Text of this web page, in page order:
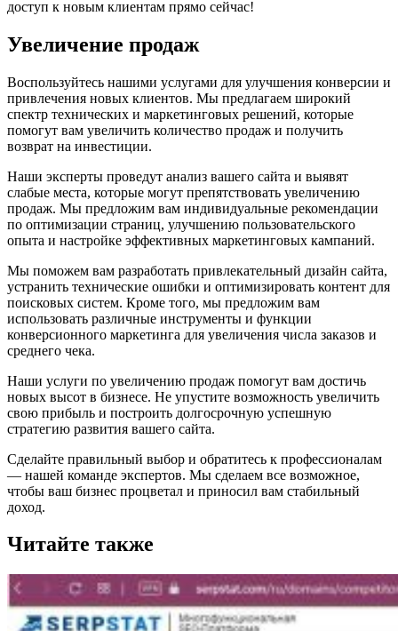
доступ к новым клиентам прямо сейчас!
Увеличение продаж
Воспользуйтесь нашими услугами для улучшения конверсии и
привлечения новых клиентов. Мы предлагаем широкий
спектр технических и маркетинговых решений, которые
помогут вам увеличить количество продаж и получить
возврат на инвестиции.
Наши эксперты проведут анализ вашего сайта и выявят
слабые места, которые могут препятствовать увеличению
продаж. Мы предложим вам индивидуальные рекомендации
по оптимизации страниц, улучшению пользовательского
опыта и настройке эффективных маркетинговых кампаний.
Мы поможем вам разработать привлекательный дизайн сайта,
устранить технические ошибки и оптимизировать контент для
поисковых систем. Кроме того, мы предложим вам
использовать различные инструменты и функции
конверсионного маркетинга для увеличения числа заказов и
среднего чека.
Наши услуги по увеличению продаж помогут вам достичь
новых высот в бизнесе. Не упустите возможность увеличить
свою прибыль и построить долгосрочную успешную
стратегию развития вашего сайта.
Сделайте правильный выбор и обратитесь к профессионалам
— нашей команде экспертов. Мы сделаем все возможное,
чтобы ваш бизнес процветал и приносил вам стабильный
доход.
Читайте также